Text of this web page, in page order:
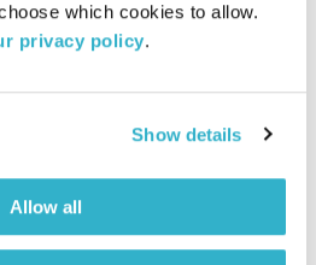
which cookies to allow.
privacy policy.
Show details
Allow all
01.07.21
02:02:07
אורי מלמד, משיריו של המשורר יקיר
אודיו